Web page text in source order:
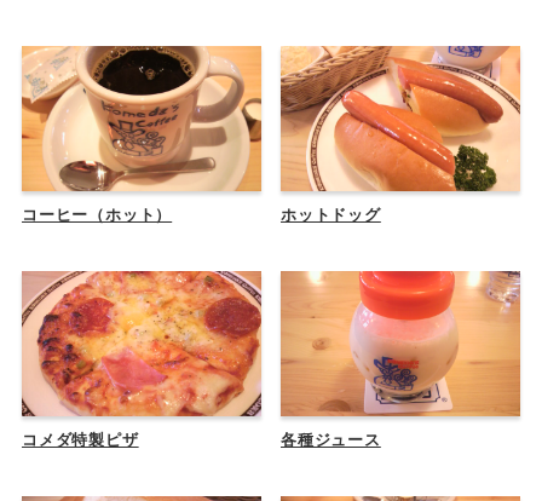
コーヒー（ホット） ホットドッグ
コメダ特製ピザ 各種ジュース